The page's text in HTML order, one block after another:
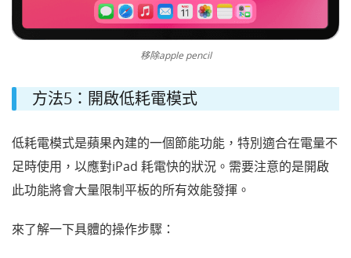
移除apple pencil
方法5：開啟低耗電模式
低耗電模式是蘋果內建的一個節能功能，特別適合在電量不
足時使用，以應對iPad 耗電快的狀況。需要注意的是開啟
此功能將會大量限制平板的所有效能發揮。
來了解一下具體的操作步驟：